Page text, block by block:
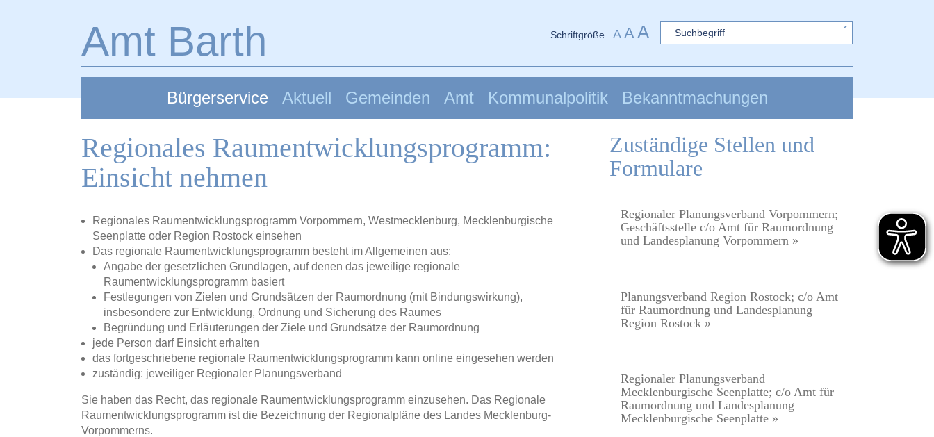
Amt Barth Schriftgröße A AA Sword
Bürgerservice Aktuell Gemeinden Amt Kommunalpolitik Bekanntmachungen
Regionales Raumentwicklungsprogramm:
Einsicht nehmen
Regionales Raumentwicklungsprogramm Vorpommern, Westmecklenburg, Mecklenburgische
Seenplatte oder Region Rostock einsehen
Das regionale Raumentwicklungsprogramm besteht im Allgemeinen aus:
Angabe der gesetzlichen Grundlagen, auf denen das jeweilige regionale
Raumentwicklungsprogramm basiert
Festlegungen von Zielen und Grundsätzen der Raumordnung (mit Bindungswirkung),
insbesondere zur Entwicklung, Ordnung und Sicherung des Raumes
Begründung und Erläuterungen der Ziele und Grundsätze der Raumordnung
jede Person darf Einsicht erhalten
das fortgeschriebene regionale Raumentwicklungsprogramm kann online eingesehen werden
zuständig: jeweiliger Regionaler Planungsverband
Sie haben das Recht, das regionale Raumentwicklungsprogramm einzusehen. Das Regionale
Raumentwicklungsprogramm ist die Bezeichnung der Regionalpläne des Landes Mecklenburg-
Vorpommerns.
Zuständige Stellen und
Formulare
Regionaler Planungsverband Vorpommern;
Geschäftsstelle c/o Amt für Raumordnung
und Landesplanung Vorpommern »
Planungsverband Region Rostock; c/o Amt
für Raumordnung und Landesplanung
Region Rostock »
Regionaler Planungsverband
Mecklenburgische Seenplatte; c/o Amt für
Raumordnung und Landesplanung
Mecklenburgische Seenplatte »